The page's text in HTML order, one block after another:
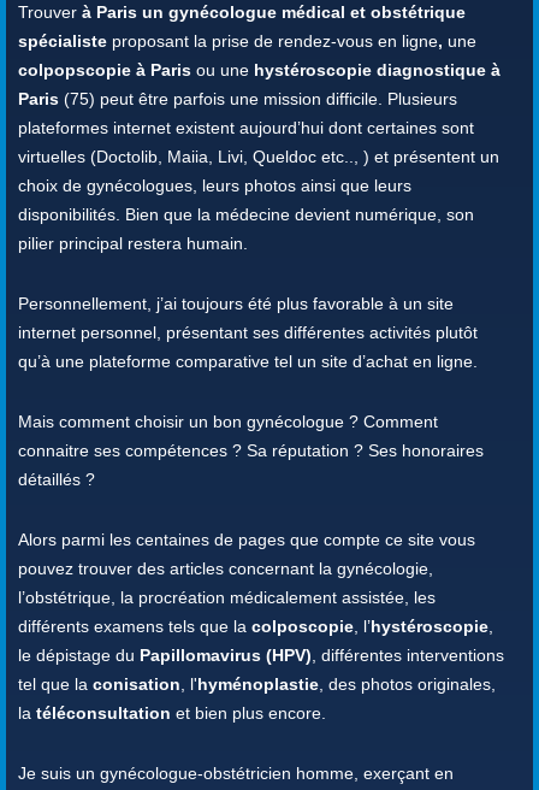
Trouver à Paris un gynécologue médical et obstétrique
spécialiste proposant la prise de rendez-vous en ligne, une
colpopscopie à Paris ou une hystéroscopie diagnostique à
Paris (75) peut être parfois une mission difficile. Plusieurs
plateformes internet existent aujourd’hui dont certaines sont
virtuelles (Doctolib, Maiia, Livi, Queldoc etc.., ) et présentent un
choix de gynécologues, leurs photos ainsi que leurs
disponibilités. Bien que la médecine devient numérique, son
pilier principal restera humain.
Personnellement, j’ai toujours été plus favorable à un site
internet personnel, présentant ses différentes activités plutôt
qu’à une plateforme comparative tel un site d’achat en ligne.
Mais comment choisir un bon gynécologue ? Comment
connaitre ses compétences ? Sa réputation ? Ses honoraires
détaillés ?
Alors parmi les centaines de pages que compte ce site vous
pouvez trouver des articles concernant la gynécologie,
l’obstétrique, la procréation médicalement assistée, les
différents examens tels que la colposcopie , l’hystéroscopie
le dépistage du Papillomavirus (HPV) , différentes interventions
tel que la conisation , l'hyménoplastie , des photos originales,
la téléconsultation et bien plus encore.
Je suis un gynécologue-obstétricien homme, exerçant en